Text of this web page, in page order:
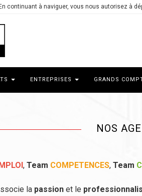
continuant à naviguer, vous nous autorisez à
ENTREPRISES GRANDS
NOS
, Team COMPETENCES, Team
la passion et le